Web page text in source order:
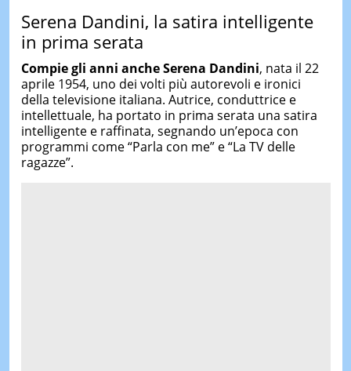
Serena Dandini, la satira intelligente
in prima serata
Compie gli anni ancheSerena Dandini, nata il 22
aprile 1954, uno dei volti più autorevoli e ironici
della televisione italiana. Autrice, conduttrice e
intellettuale, ha portato in prima serata una satira
intelligente e raffinata, segnando un’epoca con
programmi come “Parla con me” e “La TV delle
ragazze”.